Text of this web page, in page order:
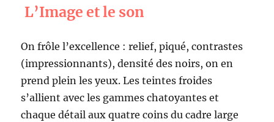
L’Image et le son
On frôle l’excellence : relief, piqué, contrastes
(impressionnants), densité des noirs, on en
prend plein les yeux. Les teintes froides
s’allient avec les gammes chatoyantes et
chaque détail aux quatre coins du cadre large